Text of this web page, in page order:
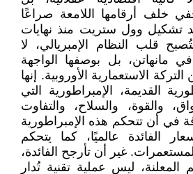
خلف أرقامها اللامعة صراعًا
تشكيل وول ستريت منذ نهايات
قلب النظام الإمبريالي، لا
مانهاتن، بل بوصفها الواجهة
الاستعمارية الأوروبية. إنها
القديمة، الإمبراطورية التي
والقوة، والسلاح، والتفاوت
في أن تتحكم هذه الإمبراطورية
الفائدة عالميًا، كما يتحكم
غير أن تأرجح الفائدة،
المعلنة، ليس عملية تقنية تُدار